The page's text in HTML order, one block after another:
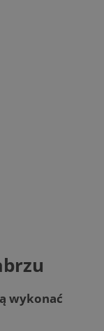
wykonać